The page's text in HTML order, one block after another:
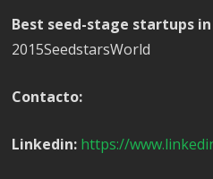
Best seed-stage startups
2015SeedstarsWorld
Contacto:
Linkedin: https://